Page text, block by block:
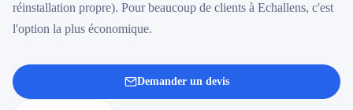
réinstallation propre). Pour beaucoup de clients à Echallens, c'est
l'option la plus économique.
Demander un devis